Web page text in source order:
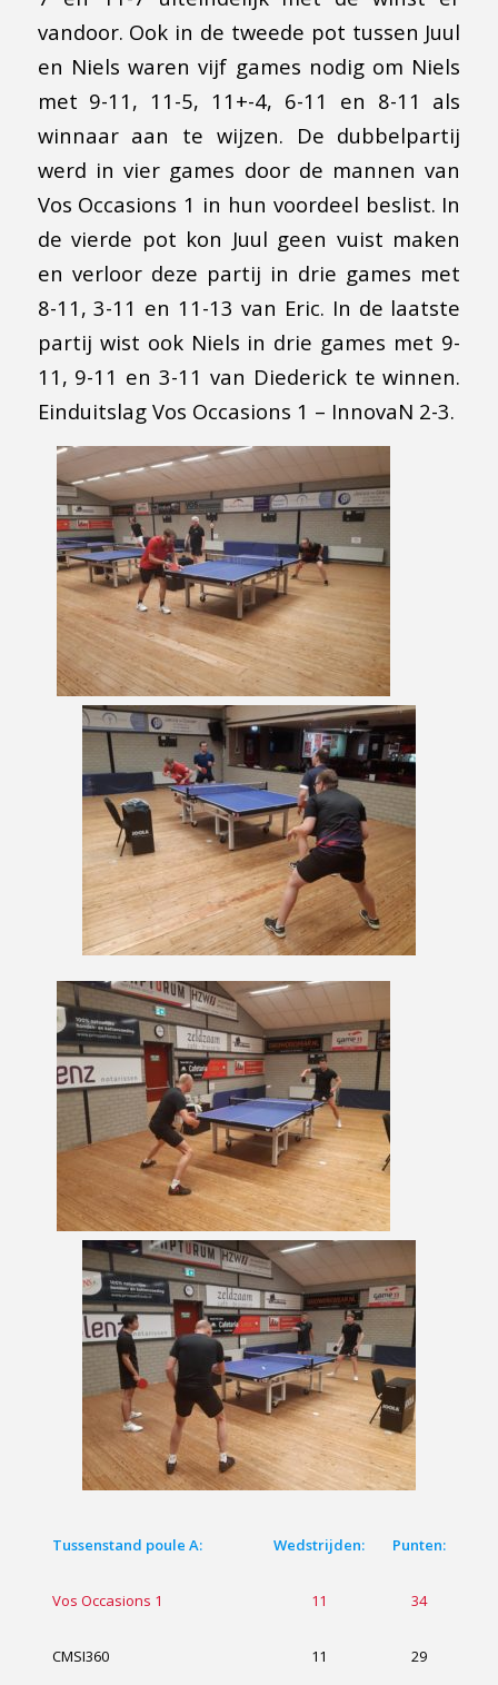
vandoor. Ook in de tweede pot tussen Juul
en Niels waren vijf games nodig om Niels
met 9-11, 11-5, 11+-4, 6-11 en 8-11 als
winnaar aan te wijzen. De dubbelpartij
werd in vier games door de mannen van
Vos Occasions 1 in hun voordeel beslist. In
de vierde pot kon Juul geen vuist maken
en verloor deze partij in drie games met
8-11, 3-11 en 11-13 van Eric. In de laatste
partij wist ook Niels in drie games met 9-
11, 9-11 en 3-11 van Diederick te winnen.
Einduitslag Vos Occasions 1 – InnovaN 2-3.
Tussenstand poule A: Wedstrijden: Punten:
Vos Occasions 1 11 34
CMSI360 11 29